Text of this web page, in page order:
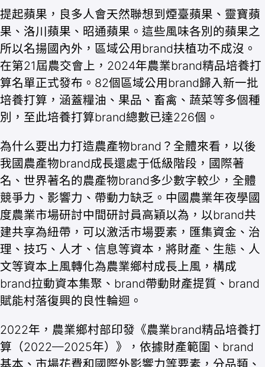
提起蘋果，良多人會天然聯想到煙臺蘋果、靈寶蘋
果、洛川蘋果、昭通蘋果。這些風味各別的蘋果之
所以名揚國內外，區域公用brand扶植功不成沒。
在第21屆農交會上，2024年農業brand精品培養打
算名單正式發布。82個區域公用brand歸入新一批
培養打算，涵蓋糧油、果品、畜禽、蔬菜等多個種
別，至此培養打算brand總數已達226個。
為什么要出力打造農產物brand？全體來看，以後
我國農產物brand成長還處于低級階段，國際著
名、世界著名的農產物brand多少數字較少，全體
競爭力、影響力、帶動力缺乏。中國農業年夜學國
度農業市場研討中間研討員高穎以為，以brand共
建共享為紐帶，可以激活市場要素，匯集資金、治
理、技巧、人才、信息等資本，將財產、生態、人
文等資本上風轉化為農業鄉村成長上風，構成
brand拉動資本集聚、brand帶動財產提質、brand
賦能村落復興的良性輪迴。
2022年，農業鄉村部印發《農業brand精品培養打
算（2022—2025年）》，依據財產範圍、brand
基本、市場花費和國際外影響力等要素，分品類、